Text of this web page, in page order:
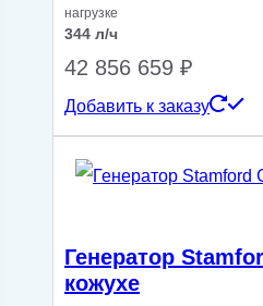
нагрузке
344 л/ч
42 856 659 ₽
Добавить к заказу
Генератор
кожухе